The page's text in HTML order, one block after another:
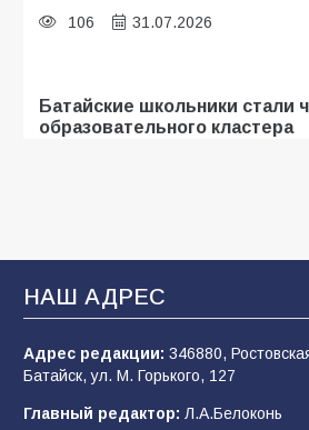
106 31.07.2026
Батайские школьники стали
образовательного кластера
деле происходит в армии
2026 года
101 03.08.2026
НАШ АДРЕС
Адрес редакции: 346880,
Батайск, ул. М. Горького, 127
Главный редактор: Л.А.Белоконь